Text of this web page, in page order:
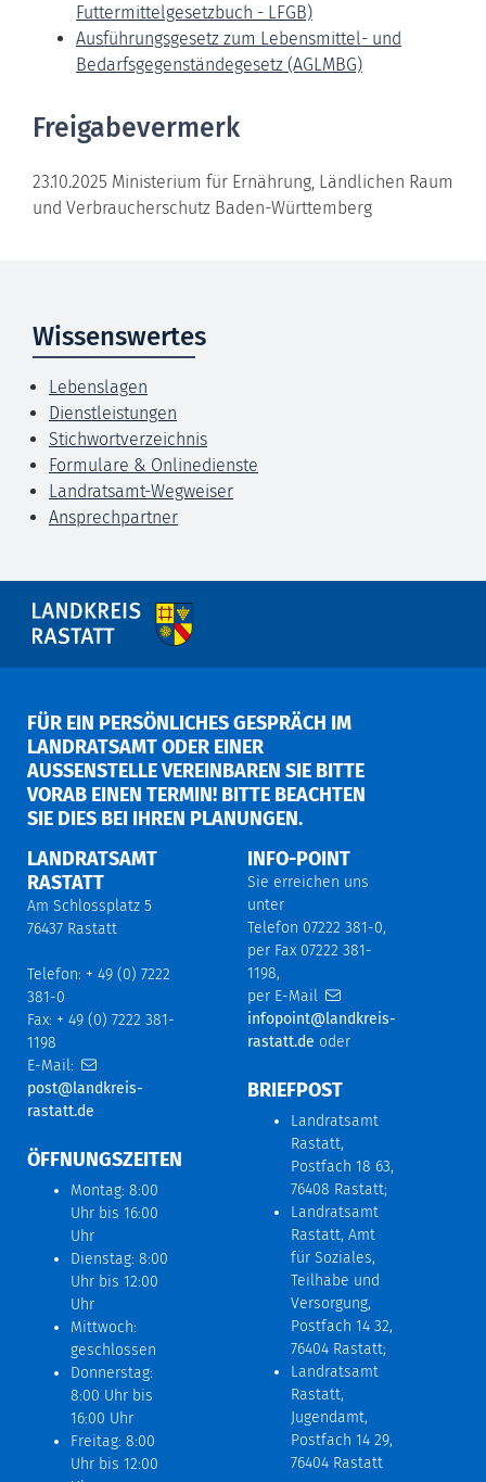
Futtermittelgesetzbuch - LFGB)
Ausführungsgesetz zum Lebensmittel- und
Bedarfsgegenständegesetz (AGLMBG)
Freigabevermerk
23.10.2025 Ministerium für Ernährung, Ländlichen Raum
und Verbraucherschutz Baden-Württemberg
Wissenswertes
Lebenslagen
Dienstleistungen
Stichwortverzeichnis
Formulare & Onlinedienste
Landratsamt-Wegweiser
Ansprechpartner
FÜR EIN PERSÖNLICHES GESPRÄCH IM
LANDRATSAMT ODER EINER
AUSSENSTELLE VEREINBAREN SIE BITTE V
ORAB EINEN TERMIN! BITTE BEACHTEN S
IE DIES BEI IHREN PLANUNGEN.
LANDRATSAMT
RASTATT
Am Schlossplatz 5
76437 Rastatt
Telefon: + 49 (0) 7222
381-0
Fax: + 49 (0) 7222 381-
1198
E-Mail:
post@landkreis-
rastatt.de
ÖFFNUNGSZEITEN
Montag: 8:00
Uhr bis 16:00
Uhr
Dienstag: 8:00
Uhr bis 12:00
Uhr
Mittwoch:
geschlossen
Donnerstag:
8:00 Uhr bis
16:00 Uhr
Freitag: 8:00
Uhr bis 12:00
INFO-POINT
Sie erreichen uns
unter
Telefon 07222 381-0,
per Fax 07222 381-
1198,
per E-Mail
infopoint@landkreis-
rastatt.de oder
BRIEFPOST
Landratsamt
Rastatt,
Postfach 18 63,
76408 Rastatt;
Landratsamt
Rastatt, Amt
für Soziales,
Teilhabe und
Versorgung,
Postfach 14 32,
76404 Rastatt;
Landratsamt
Rastatt,
Jugendamt,
Postfach 14 29,
76404 Rastatt